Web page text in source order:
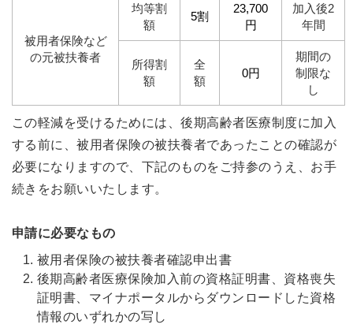
被用者保険など
の元被扶養者
均等割
額
5割
23,700
円
加入後2
年間
所得割
額
全
額
0円
期間の
制限な
し
この軽減を受けるためには、後期高齢者医療制度に加入
する前に、被用者保険の被扶養者であったことの確認が
必要になりますので、下記のものをご持参のうえ、お手
続きをお願いいたします。
申請に必要なもの
被用者保険の被扶養者確認申出書
後期高齢者医療保険加入前の資格証明書、資格喪失
証明書、マイナポータルからダウンロードした資格
情報のいずれかの写し